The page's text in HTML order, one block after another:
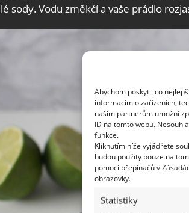
Abychom poskytli co
informacím o zařízeních,
našim partnerům umožní
ID na tomto webu.
funkce.
Kliknutím níže vyjádřete
budou použity pouze na
pomocí přepínačů v
obrazovky.
Statistiky
sody. Vodu změkčí a vaše prádlo